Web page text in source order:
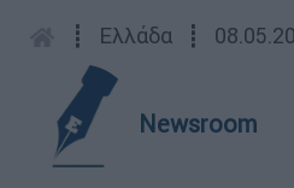
┋ Ελλάδα ┋
Newsroom